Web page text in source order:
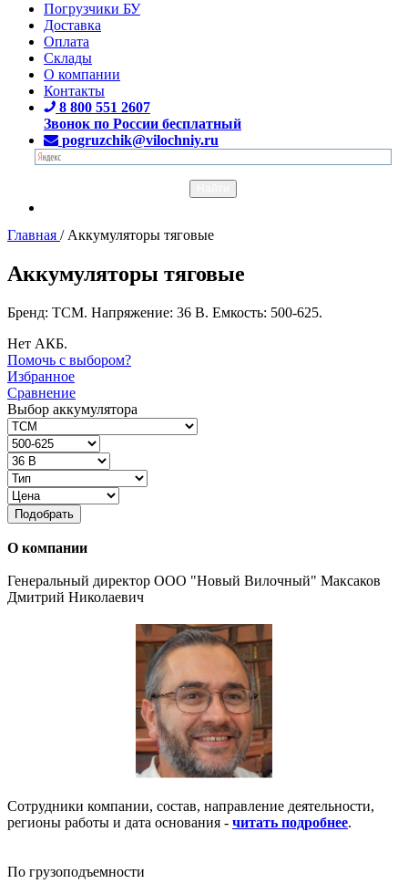
Погрузчики БУ
Доставка
Оплата
Склады
О компании
Контакты
8 800 551 2607
Звонок по России бесплатный
pogruzchik@vilochniy.ru
Главная / Аккумуляторы тяговые
Аккумуляторы тяговые
Бренд: TCM. Напряжение: 36 В. Емкость: 500-625.
Нет АКБ.
Помочь с выбором?
Избранное
Сравнение
Выбор аккумулятора
Подобрать
О компании
Генеральный директор ООО "Новый Вилочный" Максаков
Дмитрий Николаевич
Сотрудники компании, состав, направление деятельности,
регионы работы и дата основания - читать подробнее.
По грузоподъемности